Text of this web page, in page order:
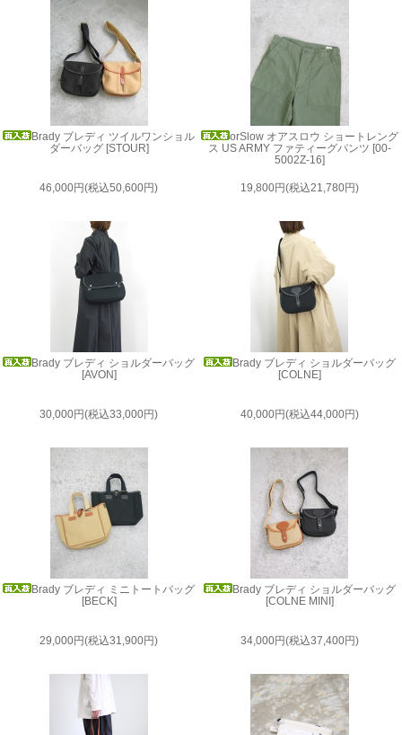
Brady ブレディ ツイルワンショル
ダーバッグ [STOUR]
46,000円(税込50,600円)
orSlow オアスロウ ショートレング
ス US ARMY ファティーグパンツ [00-
5002Z-16]
19,800円(税込21,780円)
Brady ブレディ ショルダーバッグ
[AVON]
30,000円(税込33,000円)
Brady ブレディ ショルダーバッグ
[COLNE]
40,000円(税込44,000円)
Brady ブレディ ミニトートバッグ
[BECK]
29,000円(税込31,900円)
Brady ブレディ ショルダーバッグ
[COLNE MINI]
34,000円(税込37,400円)